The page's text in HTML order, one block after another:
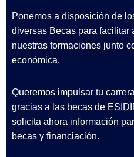
Ponemos a disposición de
diversas Becas para facilitar
nuestras formaciones junto
económica.
Queremos impulsar tu
gracias a las becas de
solicita ahora información
becas y financiación.